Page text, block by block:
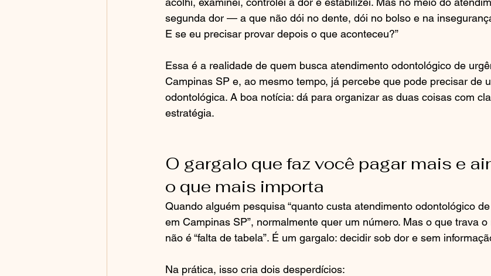
segunda dor — a que não dói no dente, dói no bolso e na
E se eu precisar provar depois o que aconteceu?”
Essa é a realidade de quem busca atendimento odontológico de
Campinas SP e, ao mesmo tempo, já percebe que pode precisar de
odontológica. A boa notícia: dá para organizar as duas coisas com
estratégia.
O gargalo que faz você pagar mais e
o que mais importa
Quando alguém pesquisa “quanto custa atendimento odontológico
em Campinas SP”, normalmente quer um número. Mas o que trava
não é “falta de tabela”. É um gargalo: decidir sob dor e sem
Na prática, isso cria dois desperdícios: